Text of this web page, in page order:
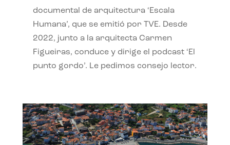
documental de arquitectura ‘Escala
Humana’, que se emitió por TVE. Desde
2022, junto a la arquitecta Carmen
Figueiras, conduce y dirige el podcast ‘El
punto gordo’. Le pedimos consejo lector.